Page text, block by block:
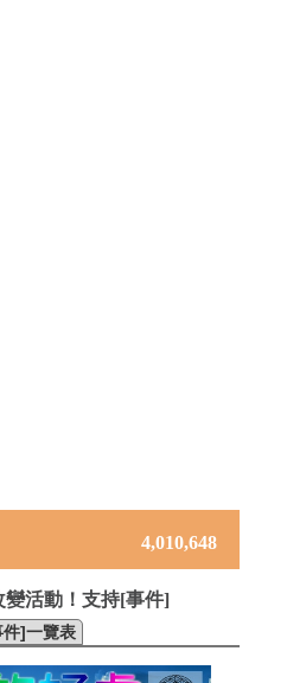
4,010,648
變活動！支持[事件]
]一覽表